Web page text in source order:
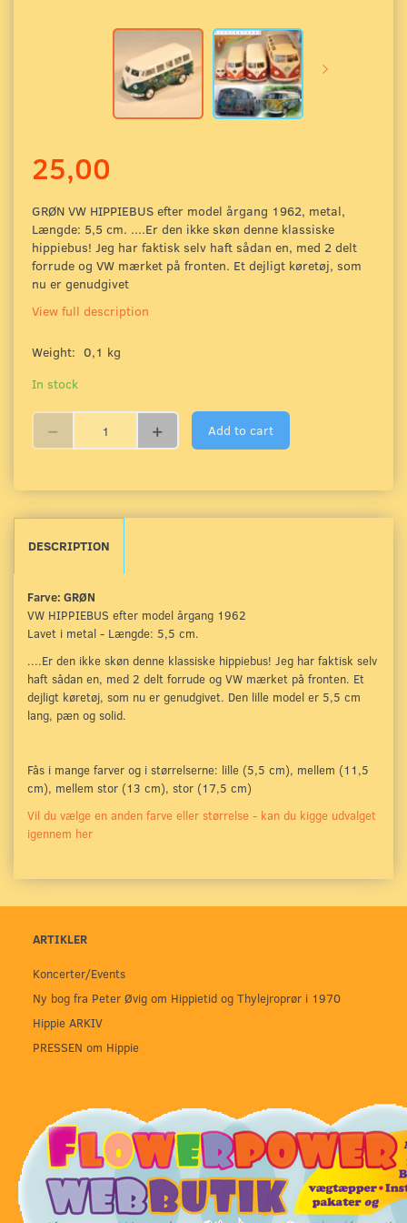
25,00
GRØN VW HIPPIEBUS efter model årgang 1962, metal,
Længde: 5,5 cm. ....Er den ikke skøn denne klassiske
hippiebus! Jeg har faktisk selv haft sådan en, med 2 delt
forrude og VW mærket på fronten. Et dejligt køretøj, som
nu er genudgivet
View full description
Weight: 0,1 kg
In stock
Add to cart
DESCRIPTION
Farve: GRØN
VW HIPPIEBUS efter model årgang 1962
Lavet i metal - Længde: 5,5 cm.
....Er den ikke skøn denne klassiske hippiebus! Jeg har faktisk selv
haft sådan en, med 2 delt forrude og VW mærket på fronten. Et
dejligt køretøj, som nu er genudgivet. Den lille model er 5,5 cm
lang, pæn og solid.
Fås i mange farver og i størrelserne: lille (5,5 cm), mellem (11,5
cm), mellem stor (13 cm), stor (17,5 cm)
Vil du vælge en anden farve eller størrelse - kan du kigge udvalget
igennem her
ARTIKLER
Koncerter/Events
Ny bog fra Peter Øvig om Hippietid og Thylejroprør i 1970
Hippie ARKIV
PRESSEN om Hippie